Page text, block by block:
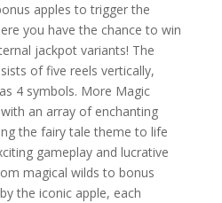
apples to trigger the
you have the chance to win
jackpot variants! The
of five reels vertically,
4 symbols. More Magic
an array of enchanting
the fairy tale theme to life
gameplay and lucrative
magical wilds to bonus
the iconic apple, each